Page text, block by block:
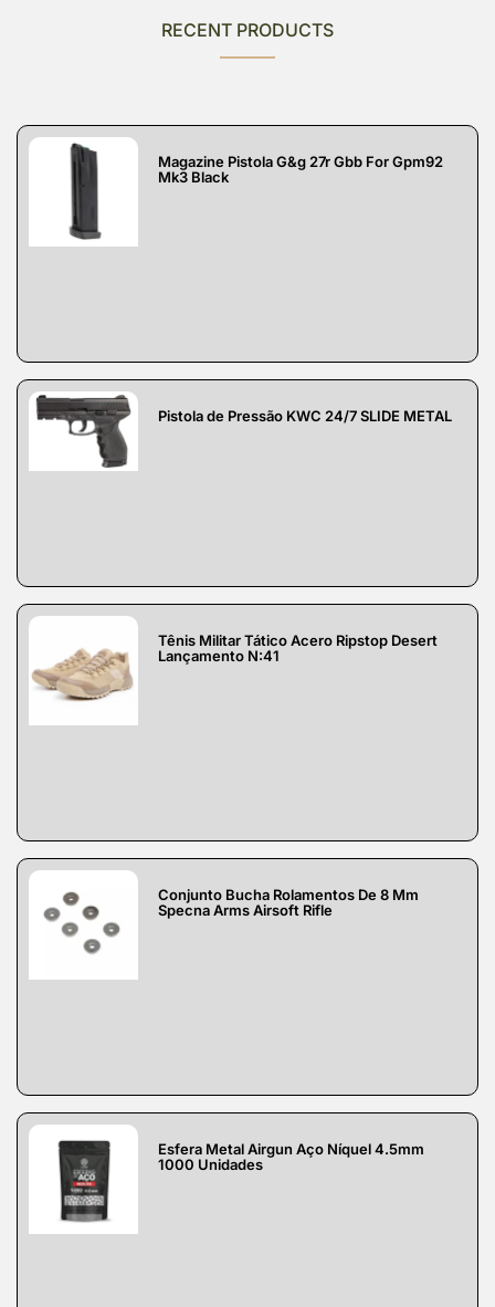
RECENT PRODUCTS
Magazine Pistola G&g 27r Gbb For Gpm92
Mk3 Black
Pistola de Pressão KWC 24/7 SLIDE METAL
Tênis Militar Tático Acero Ripstop Desert
Lançamento N:41
Conjunto Bucha Rolamentos De 8 Mm
Specna Arms Airsoft Rifle
Esfera Metal Airgun Aço Níquel 4.5mm
1000 Unidades